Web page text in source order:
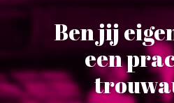
Ben jij
een